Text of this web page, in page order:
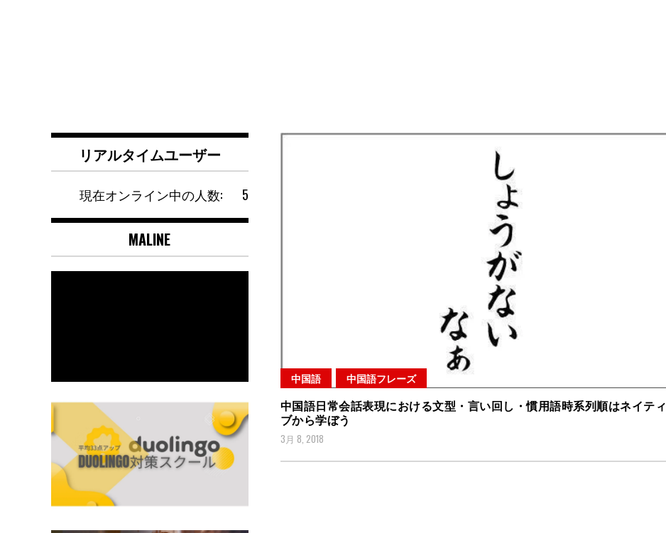
中国語 中国語フレーズ
中国語日常会話表現における文型・言い回し・慣用語時系列順はネイティ
ブから学ぼう
3月 8, 2018
リアルタイムユーザー
5
現在オンライン中の人数:
MALINE